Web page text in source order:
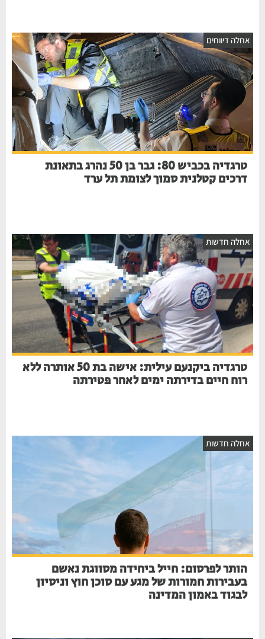
דיווחים
טרגדיה בכביש 80: גבר בן 50 נהרג בתאונת
דרכים קטלנית סמוך לצומת תל ערד
חדשות
טרגדיה ביקנעם עילית: אישה בת 50 אותרה ללא
רוח חיים בדירתה ימים לאחר פטירתה
חדשות
הותר לפרסום: חייל ביחידה מסווגת נאשם
בעבירות חמורות של מגע עם סוכן חוץ וניסיון
לבגוד באמון המדינה